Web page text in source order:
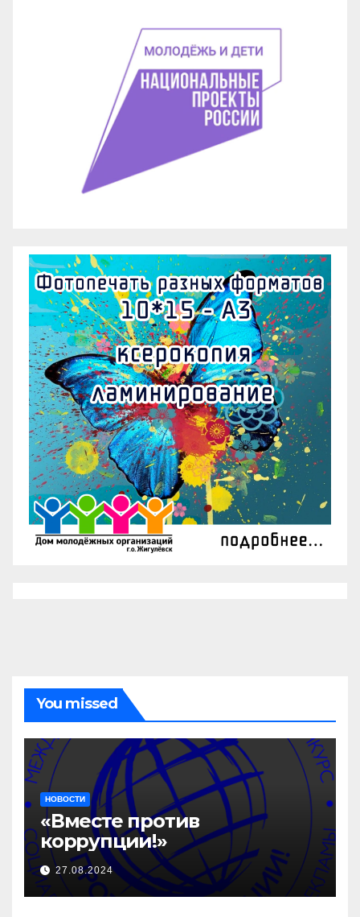
You missed
НОВОСТИ
«Вместе против
коррупции!»
27.08.2024